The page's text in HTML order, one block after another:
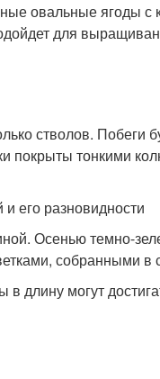
овальные ягоды с
для
стволов. Побеги
покрыты тонкими
Осенью темно-
собранными в
длину могут